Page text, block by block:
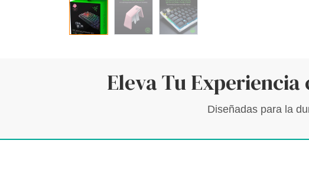
Eleva Tu Experiencia
Diseñadas para la